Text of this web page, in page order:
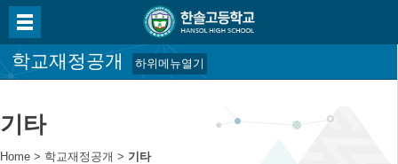
학교재정공개 하위메뉴열기
기타
Home > 학교재정공개 > 기타